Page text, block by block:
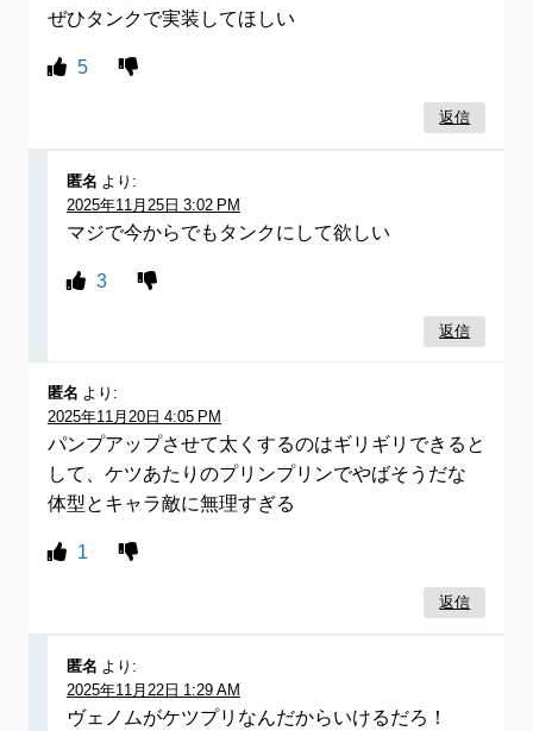
ぜひタンクで実装してほしい
5
返信
匿名 より:
2025年11月25日 3:02 PM
マジで今からでもタンクにして欲しい
3
返信
匿名 より:
2025年11月20日 4:05 PM
パンプアップさせて太くするのはギリギリできると
して、ケツあたりのプリンプリンでやばそうだな
体型とキャラ敵に無理すぎる
1
返信
匿名 より:
2025年11月22日 1:29 AM
ヴェノムがケツプリなんだからいけるだろ！